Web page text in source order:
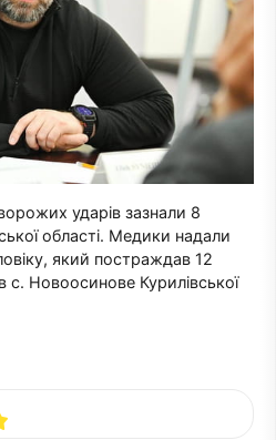
ударів зазнали 8
області. Медики надали
який постраждав 12
с. Новоосинове Курилівської